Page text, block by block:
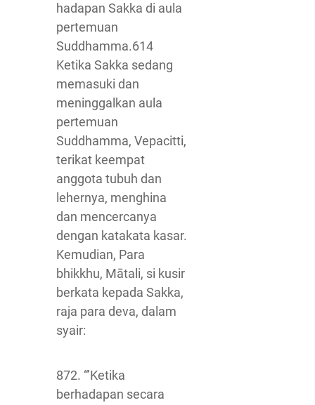
hadapan Sakka di aula
pertemuan
Suddhamma.614
Ketika Sakka sedang
memasuki dan
meninggalkan aula
pertemuan
Suddhamma, Vepacitti,
terikat keempat
anggota tubuh dan
lehernya, menghina
dan mencercanya
dengan katakata kasar.
Kemudian, Para
bhikkhu, Mātali, si kusir
berkata kepada Sakka,
raja para deva, dalam
syair:
872. “’Ketika
berhadapan secara